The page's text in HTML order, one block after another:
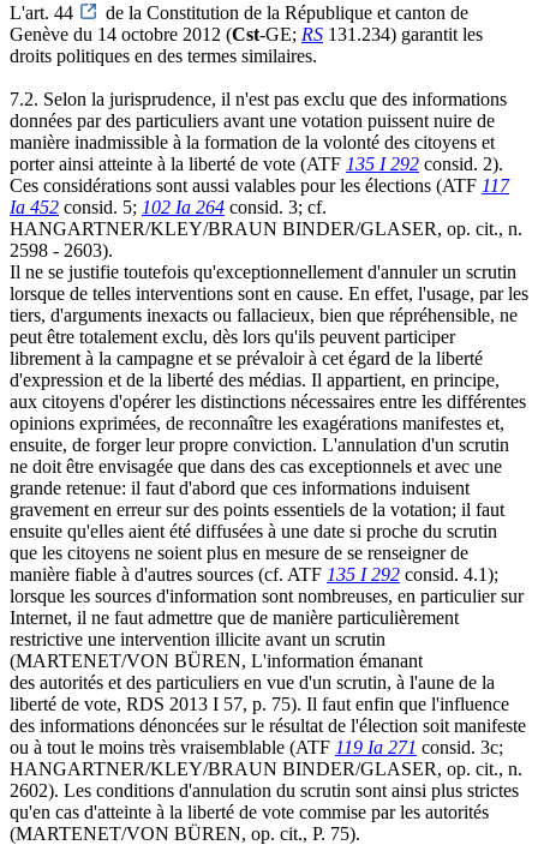
L'art. 44
de la Constitution de la République et canton de
Genève du 14 octobre 2012 (Cst-GE; RS 131.234) garantit les
droits politiques en des termes similaires.
7.2. Selon la jurisprudence, il n'est pas exclu que des informations
données par des particuliers avant une votation puissent nuire de
manière inadmissible à la formation de la volonté des citoyens et
porter ainsi atteinte à la liberté de vote (ATF 135 I 292 consid. 2).
Ces considérations sont aussi valables pour les élections (ATF 117
Ia 452 consid. 5; 102 Ia 264 consid. 3; cf.
HANGARTNER/KLEY/BRAUN BINDER/GLASER, op. cit., n.
2598 - 2603).
Il ne se justifie toutefois qu'exceptionnellement d'annuler un scrutin
lorsque de telles interventions sont en cause. En effet, l'usage, par les
tiers, d'arguments inexacts ou fallacieux, bien que répréhensible, ne
peut être totalement exclu, dès lors qu'ils peuvent participer
librement à la campagne et se prévaloir à cet égard de la liberté
d'expression et de la liberté des médias. Il appartient, en principe,
aux citoyens d'opérer les distinctions nécessaires entre les différentes
opinions exprimées, de reconnaître les exagérations manifestes et,
ensuite, de forger leur propre conviction. L'annulation d'un scrutin
ne doit être envisagée que dans des cas exceptionnels et avec une
grande retenue: il faut d'abord que ces informations induisent
gravement en erreur sur des points essentiels de la votation; il faut
ensuite qu'elles aient été diffusées à une date si proche du scrutin
que les citoyens ne soient plus en mesure de se renseigner de
manière fiable à d'autres sources (cf. ATF 135 I 292 consid. 4.1);
lorsque les sources d'information sont nombreuses, en particulier sur
Internet, il ne faut admettre que de manière particulièrement
restrictive une intervention illicite avant un scrutin
(MARTENET/VON BÜREN, L'information émanant
des autorités et des particuliers en vue d'un scrutin, à l'aune de la
liberté de vote, RDS 2013 I 57, p. 75). Il faut enfin que l'influence
des informations dénoncées sur le résultat de l'élection soit manifeste
ou à tout le moins très vraisemblable (ATF 119 Ia 271 consid. 3c;
HANGARTNER/KLEY/BRAUN BINDER/GLASER, op. cit., n.
2602). Les conditions d'annulation du scrutin sont ainsi plus strictes
qu'en cas d'atteinte à la liberté de vote commise par les autorités
(MARTENET/VON BÜREN, op. cit., P. 75).